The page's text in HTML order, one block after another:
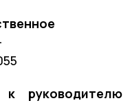
руководителю